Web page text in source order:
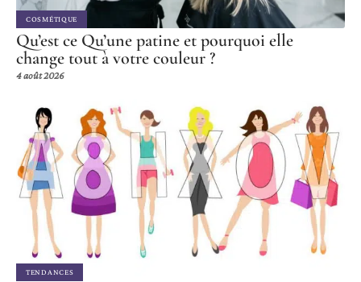
COSMÉTIQUE
Qu’est ce Qu’une patine et pourquoi elle
change tout à votre couleur ?
4 août 2026
TENDANCES